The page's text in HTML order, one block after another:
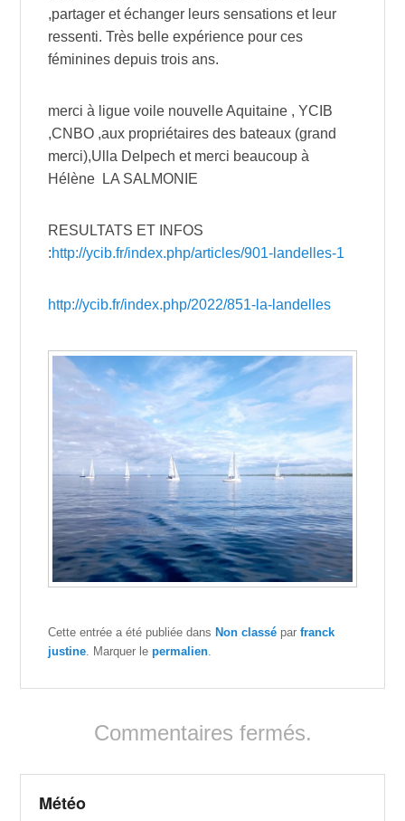
,partager et échanger leurs sensations et leur
ressenti. Très belle expérience pour ces
féminines depuis trois ans.
merci à ligue voile nouvelle Aquitaine , YCIB
,CNBO ,aux propriétaires des bateaux (grand
merci),Ulla Delpech et merci beaucoup à
Hélène LA SALMONIE
RESULTATS ET INFOS
:http://ycib.fr/index.php/articles/901-landelles-1
http://ycib.fr/index.php/2022/851-la-landelles
Cette entrée a été publiée dans Non classé parfranck
justine. Marquer lepermalien.
Commentaires fermés.
Météo